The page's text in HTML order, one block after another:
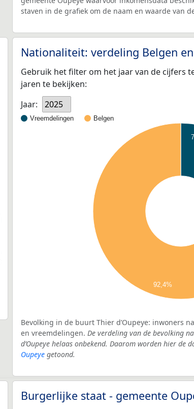
staven in de grafiek om de naam en waarde van
Nationaliteit: verdeling Belgen
Gebruik het filter om het jaar van de cijfers
jaren te bekijken:
Jaar:
2025
Vreemdelingen Belgen
92,4%
Bevolking in de buurt Thier d’Oupeye: inwoners
en vreemdelingen. De verdeling van de bevolking
d’Oupeye helaas onbekend. Daarom worden hier
Oupeye getoond.
Burgerlijke staat - gemeente